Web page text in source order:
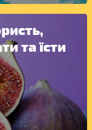
та їсти